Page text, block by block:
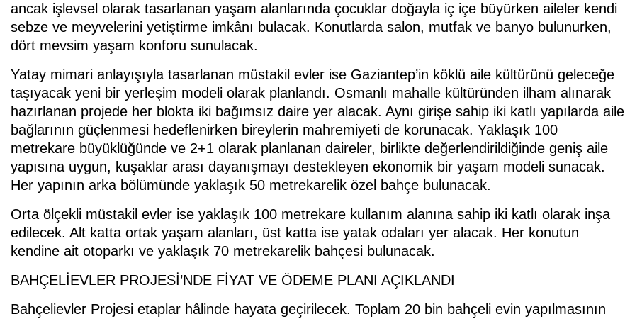
ancak işlevsel olarak tasarlanan yaşam alanlarında çocuklar doğayla iç içe büyürken aileler kendi
sebze ve meyvelerini yetiştirme imkânı bulacak. Konutlarda salon, mutfak ve banyo bulunurken,
dört mevsim yaşam konforu sunulacak.
Yatay mimari anlayışıyla tasarlanan müstakil evler ise Gaziantep’in köklü aile kültürünü geleceğe
taşıyacak yeni bir yerleşim modeli olarak planlandı. Osmanlı mahalle kültüründen ilham alınarak
hazırlanan projede her blokta iki bağımsız daire yer alacak. Aynı girişe sahip iki katlı yapılarda aile
bağlarının güçlenmesi hedeflenirken bireylerin mahremiyeti de korunacak. Yaklaşık 100
metrekare büyüklüğünde ve 2+1 olarak planlanan daireler, birlikte değerlendirildiğinde geniş aile
yapısına uygun, kuşaklar arası dayanışmayı destekleyen ekonomik bir yaşam modeli sunacak.
Her yapının arka bölümünde yaklaşık 50 metrekarelik özel bahçe bulunacak.
Orta ölçekli müstakil evler ise yaklaşık 100 metrekare kullanım alanına sahip iki katlı olarak inşa
edilecek. Alt katta ortak yaşam alanları, üst katta ise yatak odaları yer alacak. Her konutun
kendine ait otoparkı ve yaklaşık 70 metrekarelik bahçesi bulunacak.
BAHÇELİEVLER PROJESİ’NDE FİYAT VE ÖDEME PLANI AÇIKLANDI
Bahçelievler Projesi etaplar hâlinde hayata geçirilecek. Toplam 20 bin bahçeli evin yapılmasının